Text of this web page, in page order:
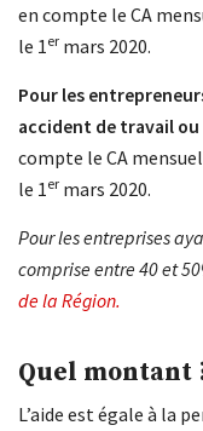
en compte le CA
le 1 er mars 2020.
Pour les
accident de travail
compte le CA
le 1 er mars 2020.
Pour les entreprises
comprise entre 40 et
de la Région.
Quel montant
L’aide est égale à la